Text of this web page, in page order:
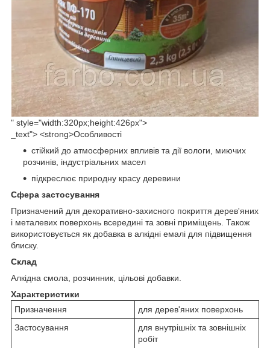
" style="width:320px;height:426px">
_text"> <strong>Особливості
стійкий до атмосферних впливів та дії вологи, миючих
розчинів, індустріальних масел
підкреслює природну красу деревини
Сфера застосування
Призначений для декоративно-захисного покриття дерев'яних
і металевих поверхонь всередині та зовні приміщень. Також
використовується як добавка в алкідні емалі для підвищення
блиску.
Склад
Алкідна смола, розчинник, цільові добавки.
Характеристики
Призначення
для дерев'яних поверхонь
Застосування
для внутрішніх та зовнішніх
робіт